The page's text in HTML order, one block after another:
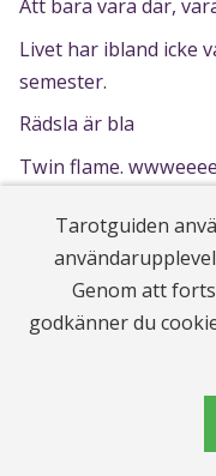
Att bara vara där,
Livet har ibland icke
semester.
Rädsla är bla
Twin flame.
Förändringens tid
Vågar du få det liv
det.
Mitt liv, hur jag blev
Tarotguiden
Genom att
godkänner du